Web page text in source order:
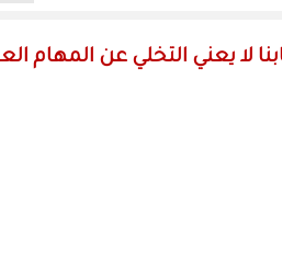
لا يعني التخلي عن المهام